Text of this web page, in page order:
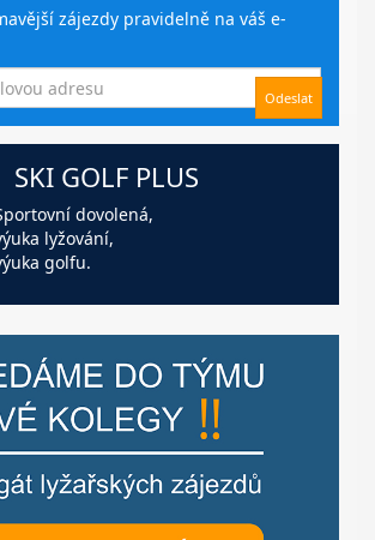
zájezdy pravidelně na váš e-
SKI GOLF PLUS
dovolená,
lyžování,
golfu.